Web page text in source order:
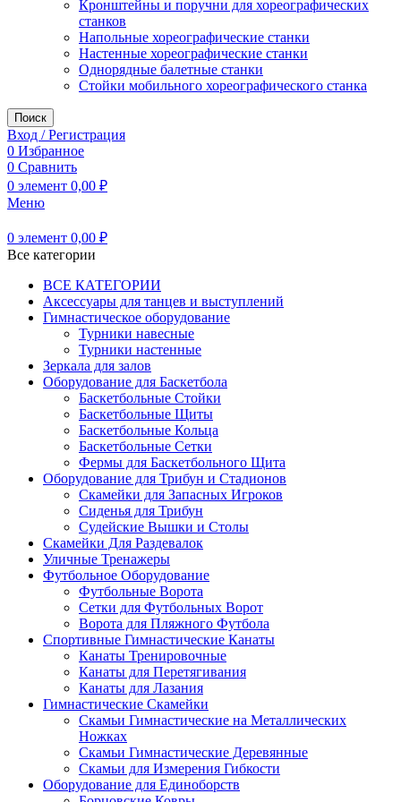
Кронштейны и поручни для хореографических
станков
Напольные хореографические станки
Настенные хореографические станки
Однорядные балетные станки
Стойки мобильного хореографического станка
Поиск
Вход / Регистрация
0 Избранное
0 Сравнить
0 элемент 0,00 ₽
Меню
0 элемент 0,00 ₽
Все категории
ВСЕ КАТЕГОРИИ
Аксессуары для танцев и выступлений
Гимнастическое оборудование
Турники навесные
Турники настенные
Зеркала для залов
Оборудование для Баскетбола
Баскетбольные Стойки
Баскетбольные Щиты
Баскетбольные Кольца
Баскетбольные Сетки
Фермы для Баскетбольного Щита
Оборудование для Трибун и Стадионов
Скамейки для Запасных Игроков
Сиденья для Трибун
Судейские Вышки и Столы
Скамейки Для Раздевалок
Уличные Тренажеры
Футбольное Оборудование
Футбольные Ворота
Сетки для Футбольных Ворот
Ворота для Пляжного Футбола
Спортивные Гимнастические Канаты
Канаты Тренировочные
Канаты для Перетягивания
Канаты для Лазания
Гимнастические Скамейки
Скамьи Гимнастические на Металлических
Ножках
Скамьи Гимнастические Деревянные
Скамьи для Измерения Гибкости
Оборудование для Единоборств